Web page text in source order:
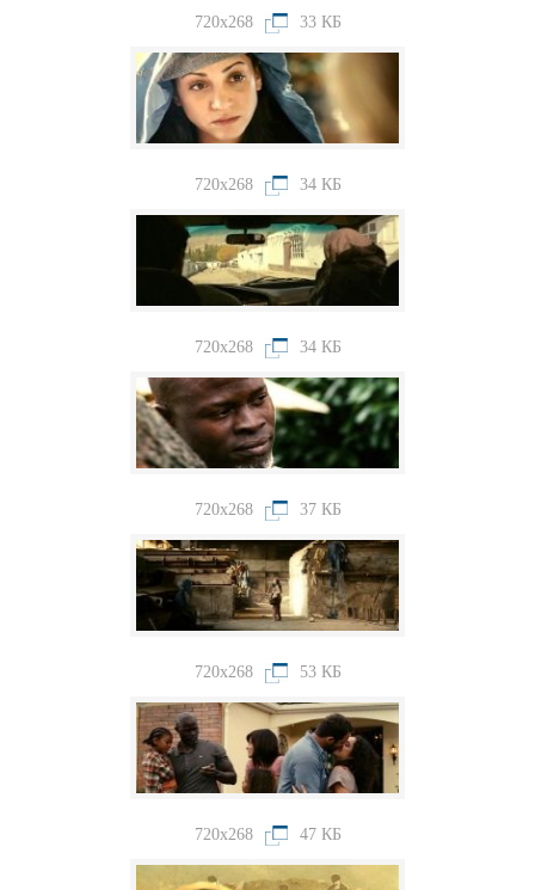
720x268 33 КБ
720x268 34 КБ
720x268 34 КБ
720x268 37 КБ
720x268 53 КБ
720x268 47 КБ